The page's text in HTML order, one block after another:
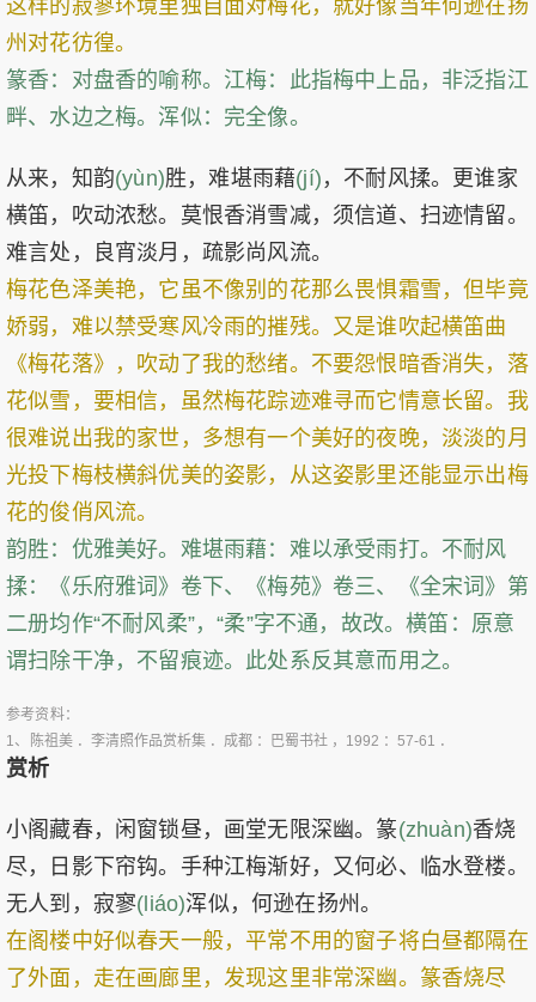
这样的寂寥环境里独自面对梅花，就好像当年何逊在扬
州对花彷徨。
篆香：对盘香的喻称。江梅：此指梅中上品，非泛指江
畔、水边之梅。浑似：完全像。
从来，知韵(yùn)胜，难堪雨藉(jí) ，不耐风揉。更谁家
横笛，吹动浓愁。莫恨香消雪减，须信道、扫迹情留。
难言处，良宵淡月，疏影尚风流。
梅花色泽美艳，它虽不像别的花那么畏惧霜雪，但毕竟
娇弱，难以禁受寒风冷雨的摧残。又是谁吹起横笛曲
《梅花落》，吹动了我的愁绪。不要怨恨暗香消失，落
花似雪，要相信，虽然梅花踪迹难寻而它情意长留。我
很难说出我的家世，多想有一个美好的夜晚，淡淡的月
光投下梅枝横斜优美的姿影，从这姿影里还能显示出梅
花的俊俏风流。
韵胜：优雅美好。难堪雨藉：难以承受雨打。不耐风
揉：《乐府雅词》卷下、《梅苑》卷三、《全宋词》第
二册均作“不耐风柔”，“柔”字不通，故改。横笛：原意
谓扫除干净，不留痕迹。此处系反其意而用之。
参考资料：
1、
陈祖美 ．李清照作品赏析集 ．成都 ：巴蜀书社 ，1992 ：57-61 ．
赏析
小阁藏春，闲窗锁昼，画堂无限深幽。篆(zhuàn)香烧
尽，日影下帘钩。手种江梅渐好，又何必、临水登楼。
无人到，寂寥(liáo)浑似，何逊在扬州。
在阁楼中好似春天一般，平常不用的窗子将白昼都隔在
了外面，走在画廊里，发现这里非常深幽。篆香烧尽